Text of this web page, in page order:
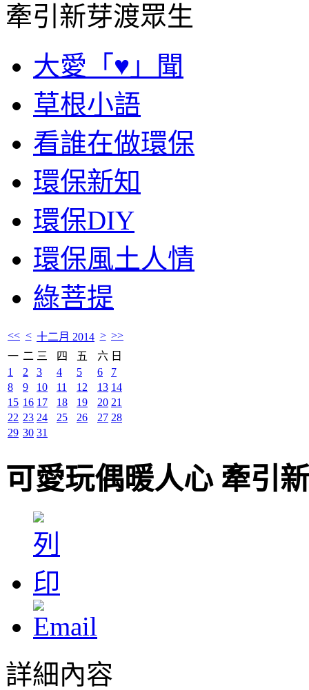
牽引新芽渡眾生
大愛「♥」聞
草根小語
看誰在做環保
環保新知
環保DIY
環保風土人情
綠菩提
<< < 十二月 2014 > >>
一 二 三 四 五 六 日
1
2 3 4 5 6
7
8
9 10 11 12 13 14
15 16 17 18 19 20 21
22 23 24 25 26 27 28
29 30 31
可愛玩偶暖人心 牽引
詳細內容